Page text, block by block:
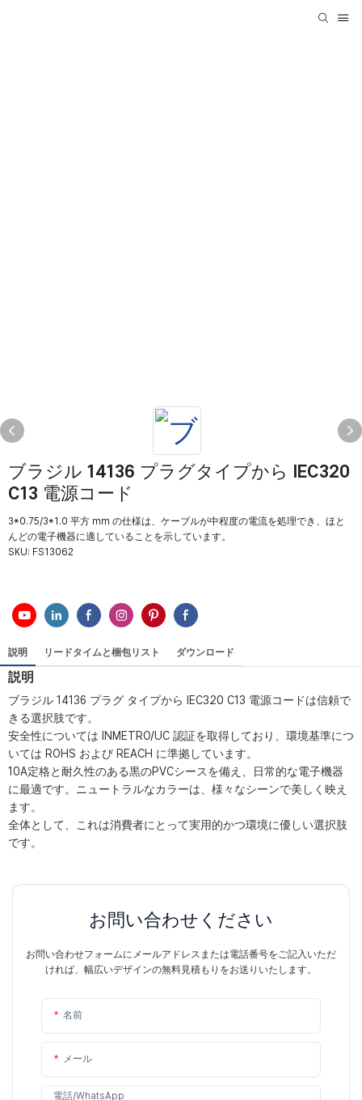
ブラジル 14136 プラグタイプから IEC320
C13 電源コード
3*0.75/3*1.0 平方 mm の仕様は、ケーブルが中程度の電流を処理でき、ほと
んどの電子機器に適していることを示しています。
SKU: FS13062
説明 リードタイムと梱包リスト ダウンロード
説明
ブラジル 14136 プラグ タイプから IEC320 C13 電源コードは信頼で
きる選択肢です。
安全性については INMETRO/UC 認証を取得しており、環境基準につ
いては ROHS および REACH に準拠しています。
10A定格と耐久性のある黒のPVCシースを備え、日常的な電子機器
に最適です。ニュートラルなカラーは、様々なシーンで美しく映え
ます。
全体として、これは消費者にとって実用的かつ環境に優しい選択肢
です。
お問い合わせください
お問い合わせフォームにメールアドレスまたは電話番号をご記入いただ
ければ、幅広いデザインの無料見積もりをお送りいたします。
名前
メール
電話/WhatsApp